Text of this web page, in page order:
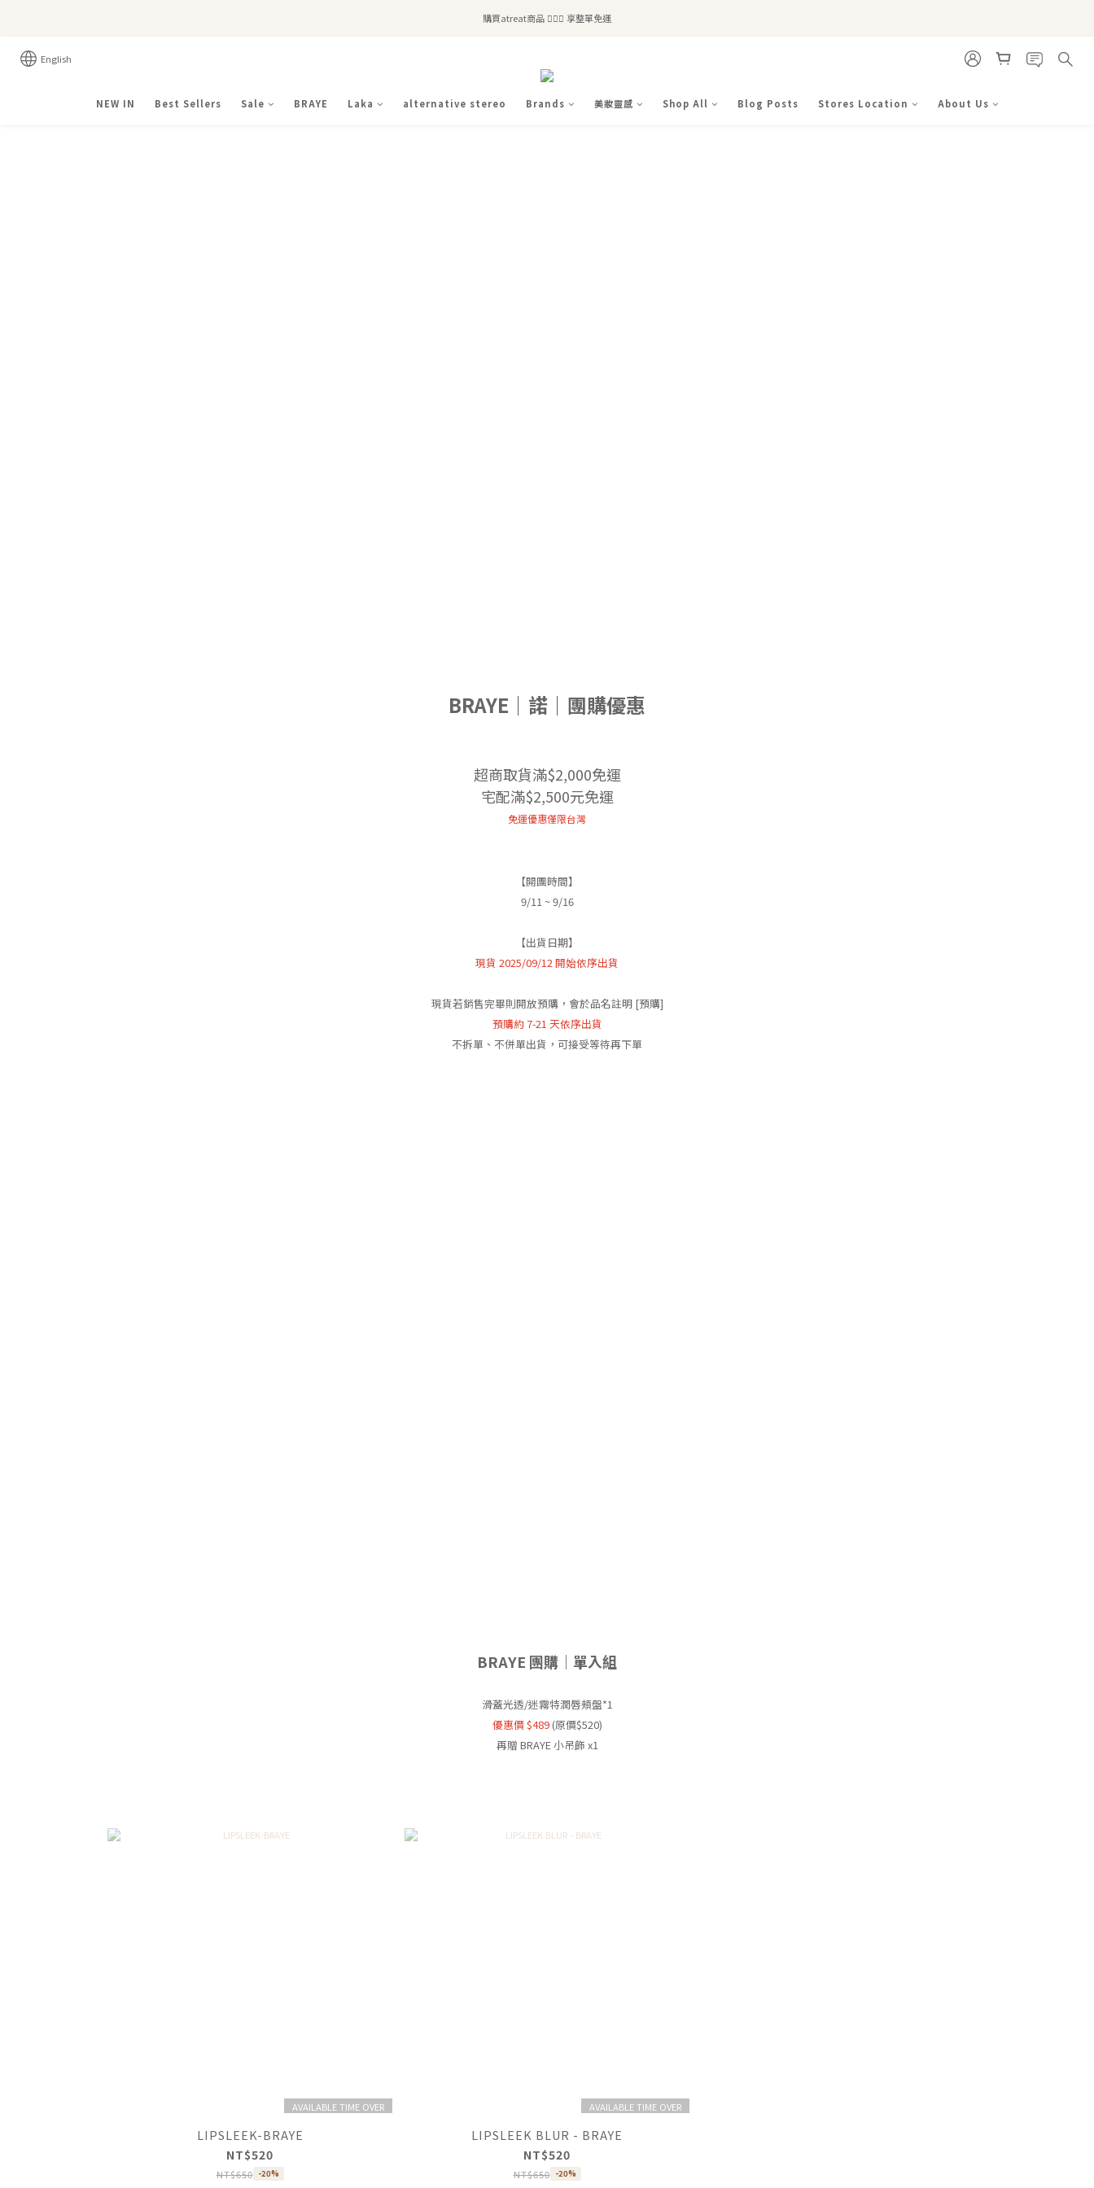
全站滿$2,500免運｜6/30前 含新品滿$1,300超取免運
購買atreat商品 💆🏻‍♀️ 享整單免運
English
NEW IN Best Sellers Sale BRAYE Laka alternative stereo Brands 美妝靈感 Shop All Blog Posts Stores Location About Us
BRAYE｜諾｜團購優惠
超商取貨滿$2,000免運
宅配滿$2,500元免運
免運優惠僅限台灣
【開團時間】
9/11 ~ 9/16
【出貨日期】
現貨 2025/09/12 開始依序出貨
現貨若銷售完畢則開放預購，會於品名註明 [預購]
預購約 7-21 天依序出貨
不拆單、不併單出貨，可接受等待再下單
BRAYE 團購｜單入組
滑蓋光透/迷霧特潤唇頰盤*1
優惠價 $489(原價$520)
再贈 BRAYE 小吊飾 x1
AVAILABLE TIME OVER
LIPSLEEK-BRAYE
NT$520
NT$650 -20%
AVAILABLE TIME OVER
LIPSLEEK BLUR - BRAYE
NT$520
NT$650 -20%